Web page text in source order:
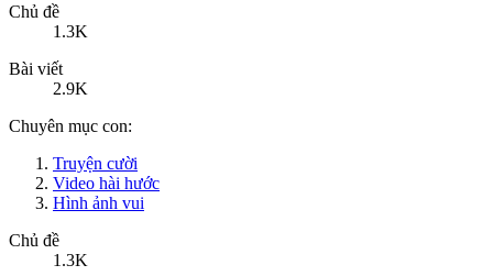
Chủ đề
1.3K
Bài viết
2.9K
Chuyên mục con:
Truyện cười
Video hài hước
Hình ảnh vui
Chủ đề
1.3K